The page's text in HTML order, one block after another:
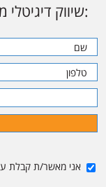
:שיווק
אני מאשר/ת קבלת